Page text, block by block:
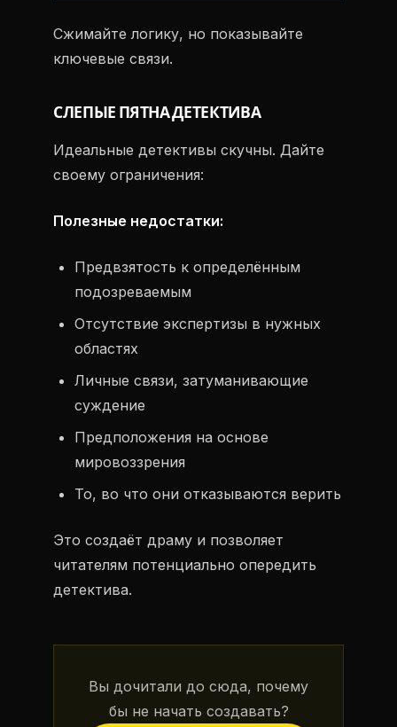
Сжимайте логику, но показывайте
ключевые связи.
СЛЕПЫЕ ПЯТНА ДЕТЕКТИВА
Идеальные детективы скучны. Дайте
своему ограничения:
Полезные недостатки:
Предвзятость к определённым
подозреваемым
Отсутствие экспертизы в нужных
областях
Личные связи, затуманивающие
суждение
Предположения на основе
мировоззрения
То, во что они отказываются верить
Это создаёт драму и позволяет
читателям потенциально опередить
детектива.
Вы дочитали до сюда, почему
бы не начать создавать?